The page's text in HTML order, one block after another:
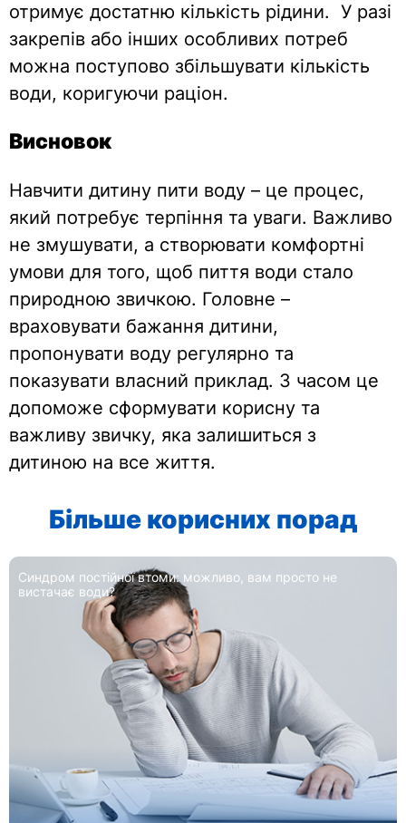
отримує достатню кількість рідини. У разі
закрепів або інших особливих потреб
можна поступово збільшувати кількість
води, коригуючи раціон.
Висновок
Навчити дитину пити воду – це процес,
який потребує терпіння та уваги. Важливо
не змушувати, а створювати комфортні
умови для того, щоб пиття води стало
природною звичкою. Головне –
враховувати бажання дитини,
пропонувати воду регулярно та
показувати власний приклад. З часом це
допоможе сформувати корисну та
важливу звичку, яка залишиться з
дитиною на все життя.
Більше корисних порад
Синдром постійної втоми: можливо, вам просто не
вистачає води?